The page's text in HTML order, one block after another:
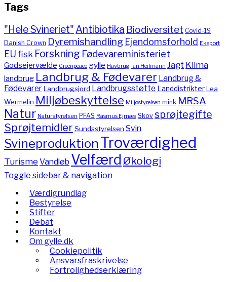
Tags
"Hele Svineriet" Antibiotika Biodiversitet Covid-19
Danish Crown Dyremishandling Ejendomsforhold Eksport
EUfisk Forskning Fødevareministeriet
Godsejervælde Greenpeace gylle Havbrug Ian Heilmann Jagt Klima
landbrug Landbrug & Fødevarer Landbrug &
FødevarerLandbrugsjord Landbrugsstøtte LanddistrikterLea
Wermelin Miljøbeskyttelse Miljøstyrelsen mink MRSA
Natur Naturstyrelsen PFAS Rasmus Ejrnæs Skov sprøjtegifte
Sprøjtemidler Sundsstyrelsen Svin
Svineproduktion Troværdighed
TurismeVandløb Velfærd Økologi
Toggle sidebar & navigation
Værdigrundlag
Bestyrelse
Stifter
Debat
Kontakt
Om gylle.dk
Cookiepolitik
Ansvarsfraskrivelse
Fortrolighedserklæring